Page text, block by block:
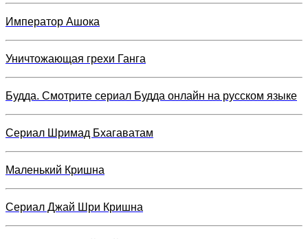
Император Ашока
Уничтожающая грехи Ганга
Будда. Смотрите сериал Будда онлайн на русском языке
Сериал Шримад Бхагаватам
Маленький Кришна
Сериал Джай Шри Кришна